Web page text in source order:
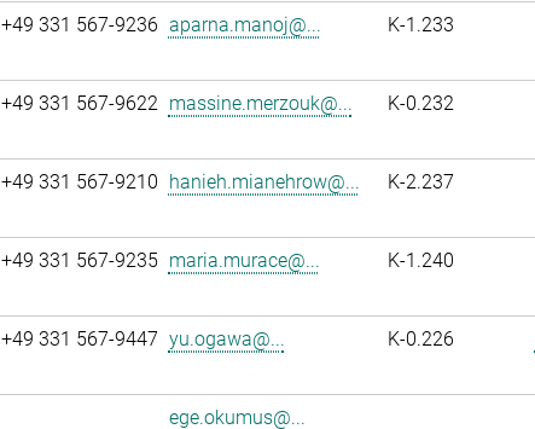
+49 331 567-9236 aparna.manoj@... K-1.233
+49 331 567-9622 massine.merzouk@... K-0.232
+49 331 567-9210 hanieh.mianehrow@... K-2.237
+49 331 567-9235 maria.murace@... K-1.240
+49 331 567-9447 yu.ogawa@... K-0.226
ege.okumus@...